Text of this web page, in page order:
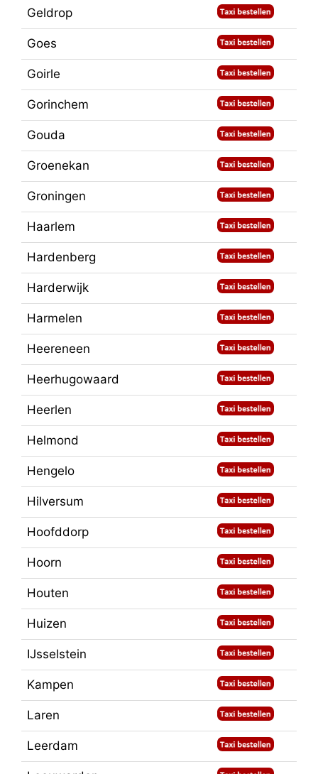
Geldrop
Goes
Goirle
Gorinchem
Gouda
Groenekan
Groningen
Haarlem
Hardenberg
Harderwijk
Harmelen
Heereneen
Heerhugowaard
Heerlen
Helmond
Hengelo
Hilversum
Hoofddorp
Hoorn
Houten
Huizen
IJsselstein
Kampen
Laren
Leerdam